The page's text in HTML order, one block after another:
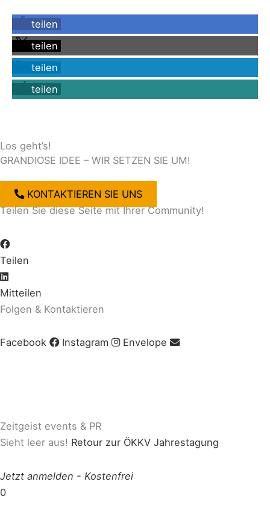
teilen
teilen
teilen
teilen
Los geht’s!
GRANDIOSE IDEE – WIR SETZEN SIE UM!
KONTAKTIEREN SIE UNS
Teilen Sie diese Seite mit Ihrer Community!
Teilen
Mitteilen
Folgen & Kontaktieren
Facebook Instagram
Envelope
Zeitgeist events & PR
Sieht leer aus! Retour zur ÖKKV Jahrestagung
Jetzt anmelden - Kostenfrei
0